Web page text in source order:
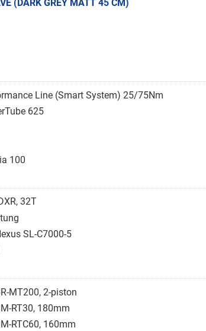
(DARK GREY MATT 45 CM)
Line (Smart System) 25/75Nm
625
100
32T
SL-C7000-5
MT200, 2-piston
RT30, 180mm
RTC60, 160mm